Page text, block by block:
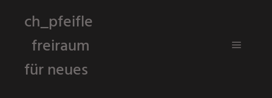
ch_pfeifle
freiraum
für neues